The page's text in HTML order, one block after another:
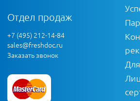
Отдел продаж
+7 (495) 212-14-84
sales@freshdoc.ru
Заказать звонок